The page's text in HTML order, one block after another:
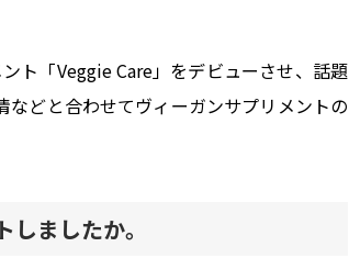
ト「Veggie Care」をデビューさせ、話題
どと合わせてヴィーガンサプリメントの
ましたか。